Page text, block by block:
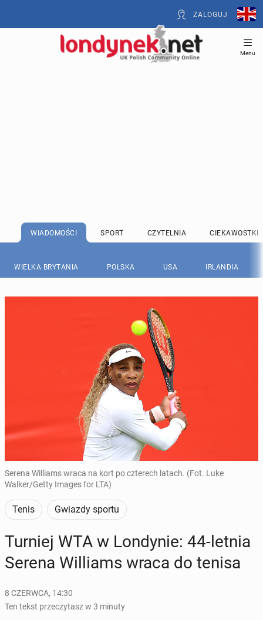
ZALOGUJ
Menu
WIADOMOŚCI SPORT CZYTELNIA CIEKAWOSTKI
WIELKA BRYTANIA POLSKA USA IRLANDIA
Serena Williams wraca na kort po czterech latach. (Fot. Luke
Walker/Getty Images for LTA)
Tenis Gwiazdy sportu
Turniej WTA w Lon­dy­nie: 44-letnia
Serena Wil­liams wraca do tenisa
8 CZERWCA, 14:30
Ten tekst przeczytasz w 3 minuty